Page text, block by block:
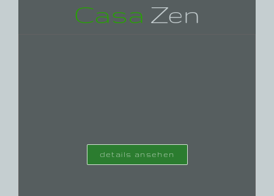
Casa Zen
details ansehen